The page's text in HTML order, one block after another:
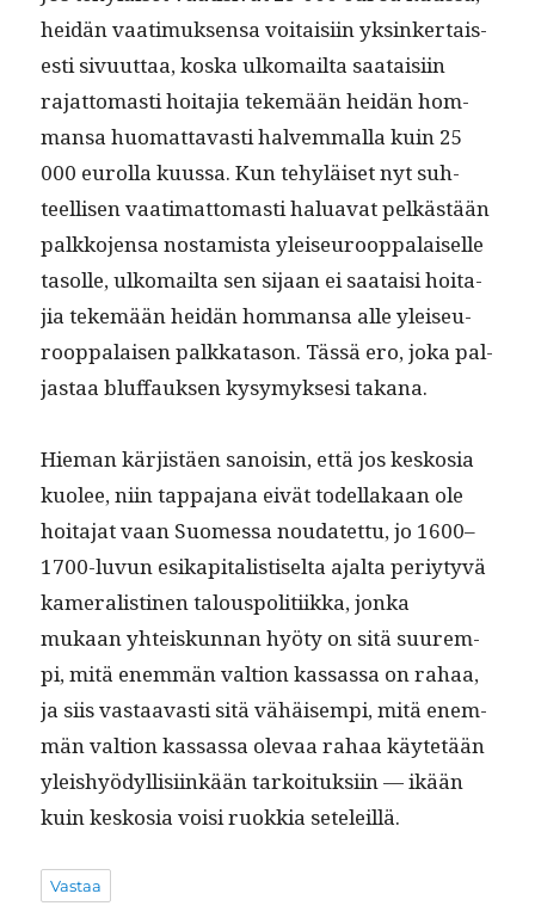
hei­dän vaa­timuk­sen­sa voitaisi­in yksinker­tais­
es­ti sivu­ut­taa, kos­ka ulko­mail­ta saataisi­in
rajat­tomasti hoita­jia tekemään hei­dän hom­
mansa huo­mat­tavasti halvem­mal­la kuin 25
000 eurol­la kuus­sa. Kun tehyläiset nyt suh­
teel­lisen vaa­ti­mat­tomasti halu­a­vat pelkästään
palkko­jen­sa nos­tamista yleiseu­roop­palaiselle
tasolle, ulko­mail­ta sen sijaan ei saataisi hoita­
jia tekemään hei­dän hom­mansa alle yleiseu­
roop­palaisen palkkata­son. Tässä ero, joka pal­
jas­taa bluffauk­sen kysymyk­sesi takana.
Hie­man kär­jistäen sanois­in, että jos keskosia
kuolee, niin tap­pa­jana eivät todel­lakaan ole
hoita­jat vaan Suomes­sa nou­datet­tu, jo 1600–
1700-luvun esikap­i­tal­is­tiselta ajal­ta periy­tyvä
kam­er­al­isti­nen talous­poli­ti­ik­ka, jon­ka
mukaan yhteiskun­nan hyö­ty on sitä suurem­
pi, mitä enem­män val­tion kas­sas­sa on rahaa,
ja siis vas­taavasti sitä vähäisem­pi, mitä enem­
män val­tion kas­sas­sa ole­vaa rahaa käytetään
yleishyödyl­lisi­inkään tarkoituk­si­in — ikään
kuin keskosia voisi ruokkia seteleillä.
Vastaa